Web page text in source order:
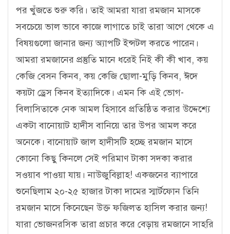
পর খুঁজতে শুরু করি। তাই আমরা যারা রমজান মাসকে
সবচেয়ে ভাল ভাবে কাজে লাগাতে চাই তারা আগে থেকে এ
বিষয়গুলো জানার জন্য অ্যাপটি ইন্সটল করতে পারেন।
আমরা রমজানের প্রস্তুতি মানে ধরেই নিই কী কী খাব, কয়
কেজি বেসন কিনব, কয় কেজি ছোলা-মুড়ি কিনব, ঈদে
কয়টা ড্রেস কিনব ইত্যাদিকে। এমন কি এই ভোগ-
বিলাসিতাকে নেক আমল হিসাবে প্রতিষ্ঠিত করার উদ্দেশ্যে
একটা বানোয়াট হাদীস বানিয়ে তার উপর আমল করে
অনেকে। বানোয়াট জাল হাদীসটি হচ্ছে রমজান মাসে
কোনো কিছু কিনলে সেই পরিমাণ টাকা সদকা করার
সওয়াব পাওয়া যায়। নাউজুবিল্লাহ! একজনের ব্যাপারে
শুনেছিলাম ২০-২৫ হাজার টাকা দামের স্মার্টফোন তিনি
রমজান মাসে কিনেছেন উক্ত ফজিলত হাসিল করার জন্য!
যারা ভোজনরসিক তারা প্রচার করে বেড়ায় রমজানে সাহরি